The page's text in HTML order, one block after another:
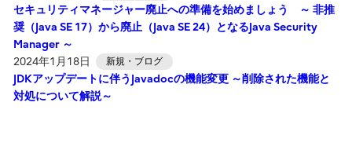
セキュリティマネージャー廃止への準備を始めましょう ～ 非推
奨（Java SE 17）から廃止（Java SE 24）となるJava Security
Manager ～
2024年1月18日
新規・ブログ
JDKアップデートに伴うJavadocの機能変更 ～削除された機能と
対処について解説～